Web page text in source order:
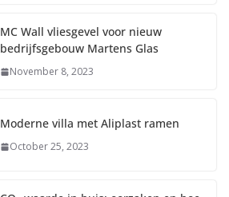
MC Wall vliesgevel voor nieuw
bedrijfsgebouw Martens Glas
November 8, 2023
Moderne villa met Aliplast ramen
October 25, 2023